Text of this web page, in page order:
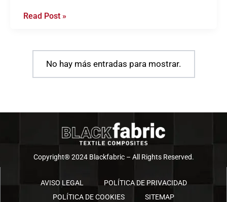
Read Post »
No hay más entradas para mostrar.
Copyright® 2024 Blackfabric – All Rights Reserved.
AVISO LEGAL
POLÍTICA DE PRIVACIDAD
POLÍTICA DE COOKIES
SITEMAP